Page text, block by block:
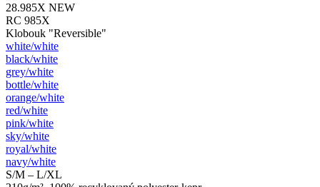
28.985X NEW
RC 985X
Klobouk "Reversible"
white/​white
black/​white
grey/​white
bottle/​white
orange/​white
red/​white
pink/​white
sky/​white
royal/​white
navy/​white
S/M – L/XL